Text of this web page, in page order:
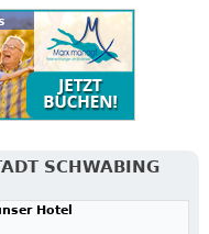
SCHWABING
Hotel